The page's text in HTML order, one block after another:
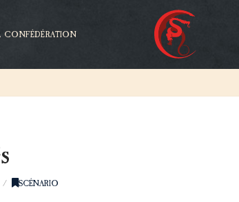
CONFÉDÉRATION
SCÉNARIO